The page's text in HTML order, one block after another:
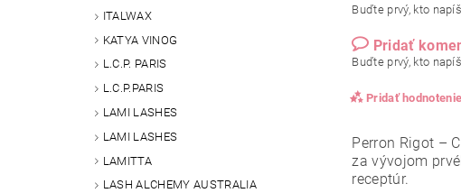
ITALWAX
KATYA VINOG
L.C.P. PARIS
L.C.P.PARIS
LAMI LASHES
LAMI LASHES
LAMITTA
LASH ALCHEMY AUSTRALIA
Buďte prvý, kto
Pridať
Buďte prvý, kto
Pridať hodnotenie
Perron Rigot –
za vývojom
receptúr.